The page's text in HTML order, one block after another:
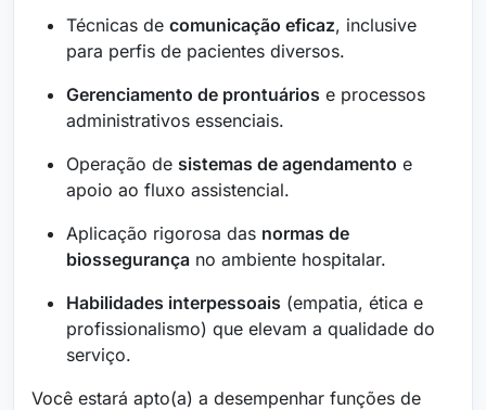
Técnicas de comunicação eficaz, inclusive
para perfis de pacientes diversos.
Gerenciamento de prontuários e processos
administrativos essenciais.
Operação de sistemas de agendamento e
apoio ao fluxo assistencial.
Aplicação rigorosa das normas de
biossegurança no ambiente hospitalar.
Habilidades interpessoais (empatia, ética e
profissionalismo) que elevam a qualidade do
serviço.
Você estará apto(a) a desempenhar funções de